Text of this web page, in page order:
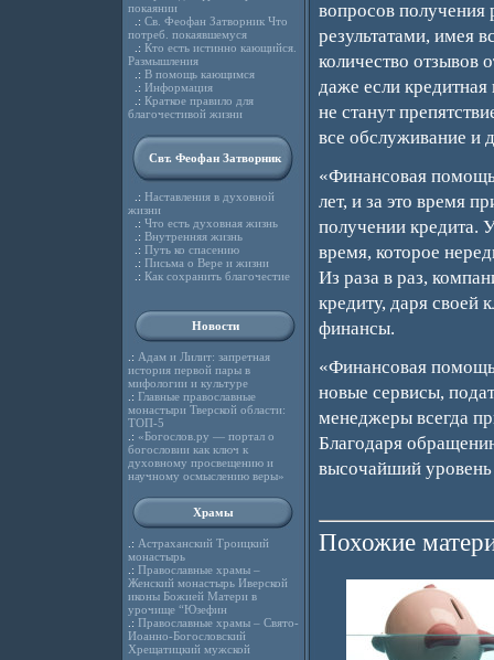
покаянии
.: Св. Феофан Затворник Что
потреб. покаявшемуся
.: Кто есть истинно кающийся.
Размышления
.: В помощь кающимся
.: Информация
.: Краткое правило для
благочестивой жизни
Свт. Феофан Затворник
.: Наставления в духовной
жизни
.: Что есть духовная жизнь
.: Внутренняя жизнь
.: Путь ко спасению
.: Письма о Вере и жизни
.: Как сохранить благочестие
Новости
.: Адам и Лилит: запретная
история первой пары в
мифологии и культуре
.: Главные православные
монастыри Тверской области:
ТОП-5
.: «Богослов.ру — портал о
богословии как ключ к
духовному просвещению и
научному осмыслению веры»
Храмы
.: Астраханский Троицкий
монастырь
.: Православные храмы –
Женский монастырь Иверской
иконы Божией Матери в
урочище “Юзефин
.: Православные храмы – Свято-
Иоанно-Богословский
Хрещатицкий мужской
вопросов получения
результатами, имея
количество отзывов
даже если
не станут
все обслуживание и
«Финансовая
лет, и за это время
получении кредита.
время, которое
Из раза в раз,
кредиту, даря своей
финансы.
«Финансовая
новые сервисы,
менеджеры всегда
Благодаря
высочайший
Похожие